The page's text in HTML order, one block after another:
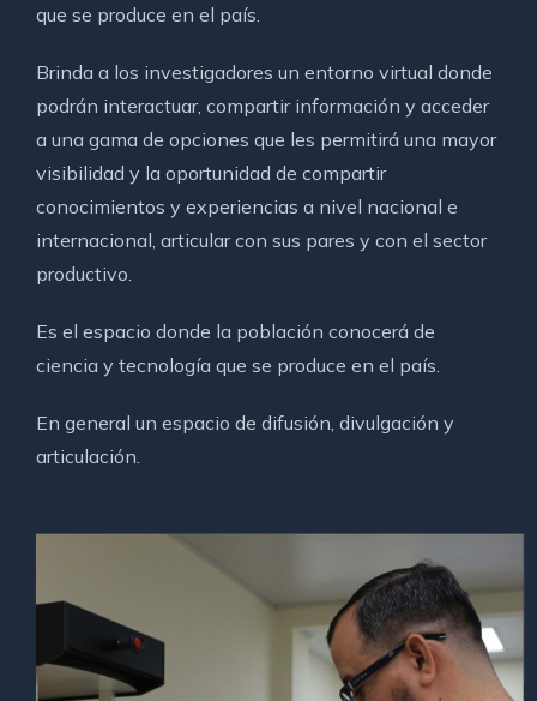
que se produce en el país.
Brinda a los investigadores un entorno virtual donde
podrán interactuar, compartir información y acceder
a una gama de opciones que les permitirá una mayor
visibilidad y la oportunidad de compartir
conocimientos y experiencias a nivel nacional e
internacional, articular con sus pares y con el sector
productivo.
Es el espacio donde la población conocerá de
ciencia y tecnología que se produce en el país.
En general un espacio de difusión, divulgación y
articulación.